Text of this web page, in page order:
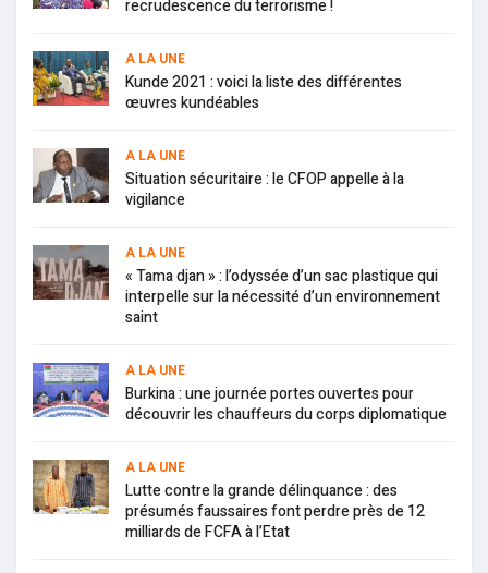
recrudescence du terrorisme !
A LA UNE
Kunde 2021 : voici la liste des différentes
œuvres kundéables
A LA UNE
Situation sécuritaire : le CFOP appelle à la
vigilance
A LA UNE
« Tama djan » : l’odyssée d’un sac plastique qui
interpelle sur la nécessité d’un environnement
saint
A LA UNE
Burkina : une journée portes ouvertes pour
découvrir les chauffeurs du corps diplomatique
A LA UNE
Lutte contre la grande délinquance : des
présumés faussaires font perdre près de 12
milliards de FCFA à l’Etat